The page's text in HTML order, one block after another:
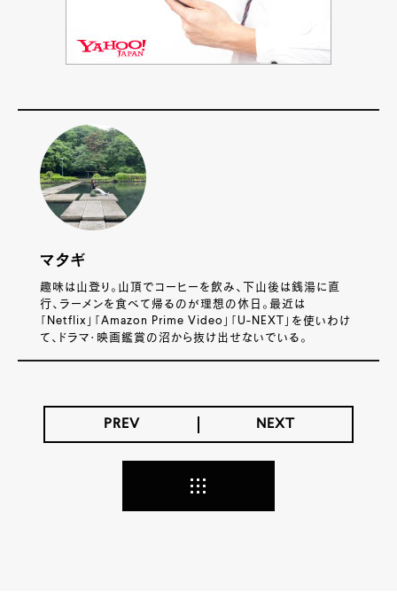
マタギ
趣味は山登り。山頂でコーヒーを飲み、下山後は銭湯に直
行、ラーメンを食べて帰るのが理想の休日。最近は
「Netflix」「Amazon Prime Video」「U-NEXT」を使いわけ
て、ドラマ・映画鑑賞の沼から抜け出せないでいる。
PREV NEXT